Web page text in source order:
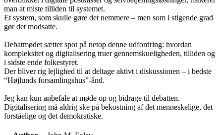
man at miste tilliden til systemet.
Et system, som skulle gøre det nemmere – men som i stigende grad
gør det modsatte.
Debatmødet sætter spot på netop denne udfordring: hvordan
kompleksitet og digitalisering truer gennemskueligheden, tilliden og
i sidste ende folkestyret.
Der bliver rig lejlighed til at deltage aktivt i diskussionen – i bedste
“Højlunds forsamlingshus”-ånd.
Jeg kan kun anbefale at møde op og bidrage til debatten.
Digitalisering må aldrig ske på bekostning af det menneskelige, det
forståelige og det demokratiske.